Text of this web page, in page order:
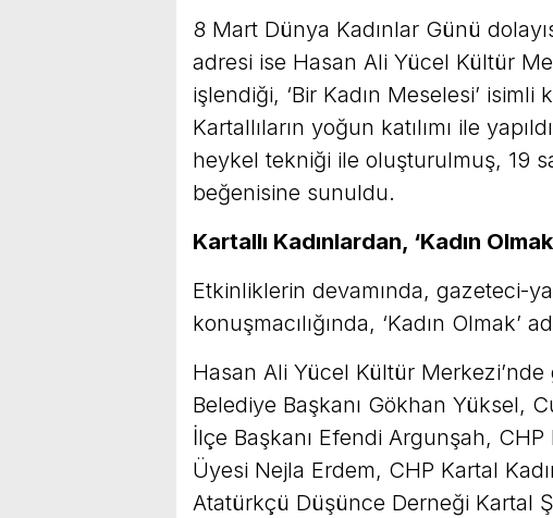
8 Mart Dünya Kadınlar Günü
adresi ise Hasan Ali Yücel Kültür
işlendiği, ‘Bir Kadın Meselesi’ isimli
Kartallıların yoğun katılımı ile
heykel tekniği ile oluşturulmuş, 19
beğenisine sunuldu.
Kartallı Kadınlardan, ‘Kadın
Etkinliklerin devamında, gazeteci-
konuşmacılığında, ‘Kadın Olmak’
Hasan Ali Yücel Kültür
Belediye Başkanı Gökhan Yüksel,
İlçe Başkanı Efendi Argunşah,
Üyesi Nejla Erdem, CHP Kartal
Atatürkçü Düşünce Derneği Kartal